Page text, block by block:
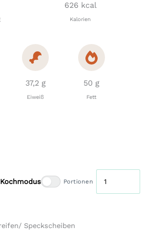
626 kcal
Kalorien
37,2 g
Eiweiß
50 g
Fett
Kochmodus Portionen
Speckscheiben